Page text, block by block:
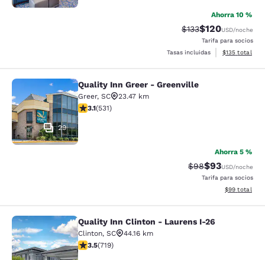
Ahorra 10 %
Tarifa tachada:
$133Tarifa reducida:
$120USD/noche
Tarifa para socios
Tasas incluidas
Ver detalles
$135 total
Quality Inn Greer - Greenville
29
Quality Inn Greer - Greenville
Greer, SC
23.47 km
Calificación de 3.15 estrellas. Bueno. 531 reseñas
3.1(531)
Ahorra 5 %
Tarifa tachada:
$98Tarifa
$93USD/noche
Tarifa para socios
Ver detalles
$99 total
Quality Inn Clinton - Laurens I-26
Quality Inn Clinton - Laurens I-26
Clinton, SC
44.16 km
Calificación de 3.55 estrellas. Bueno. 719 reseñas
3.5(719)